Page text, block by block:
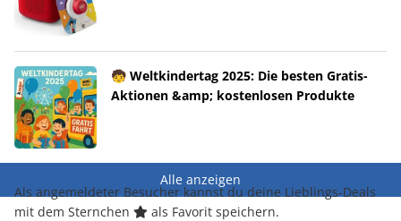
🧒 Weltkindertag 2025: Die besten Gratis-
Aktionen &amp; kostenlosen Produkte
Alle anzeigen
Als angemeldeter Besucher kannst du deine Lieblings-Deals
mit dem Sternchen
als Favorit speichern.